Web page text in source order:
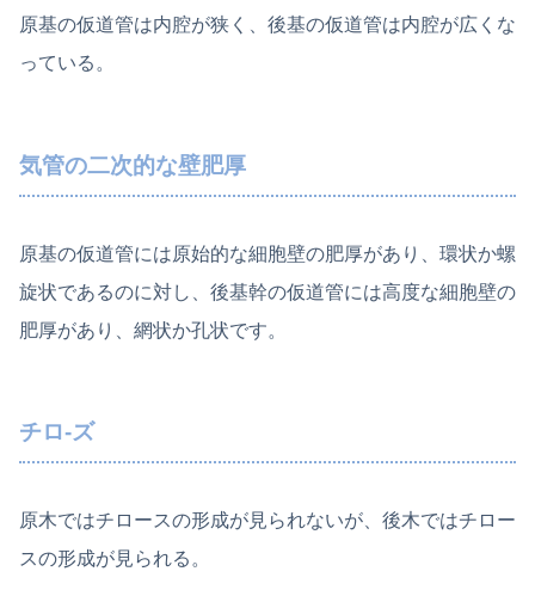
原基の仮道管は内腔が狭く、後基の仮道管は内腔が広くな
っている。
気管の二次的な壁肥厚
原基の仮道管には原始的な細胞壁の肥厚があり、環状か螺
旋状であるのに対し、後基幹の仮道管には高度な細胞壁の
肥厚があり、網状か孔状です。
チロ-ズ
原木ではチロースの形成が見られないが、後木ではチロー
スの形成が見られる。